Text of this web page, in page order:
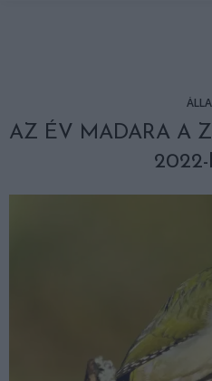
AZ ÉV MADARA A